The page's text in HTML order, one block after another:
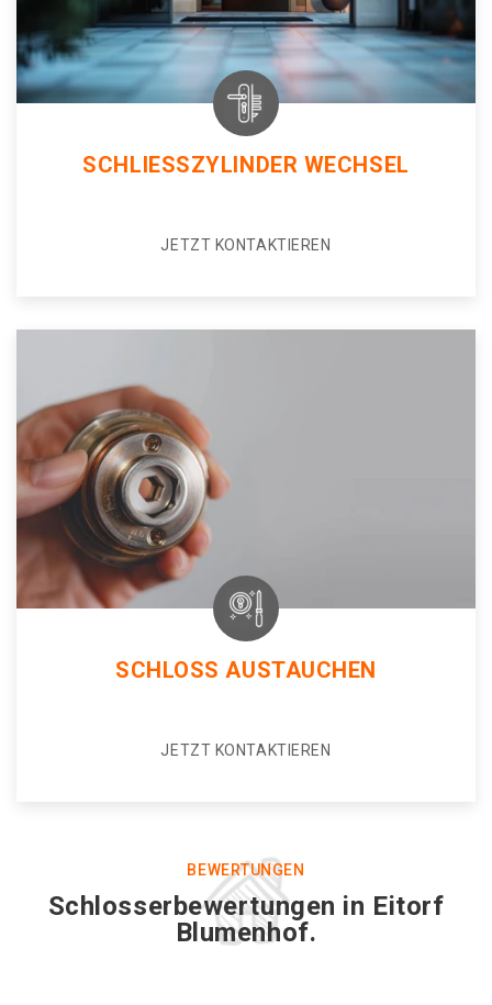
SCHLIESSZYLINDER WECHSEL
JETZT KONTAKTIEREN
SCHLOSS AUSTAUCHEN
JETZT KONTAKTIEREN
BEWERTUNGEN
Schlosserbewertungen in Eitorf
Blumenhof.